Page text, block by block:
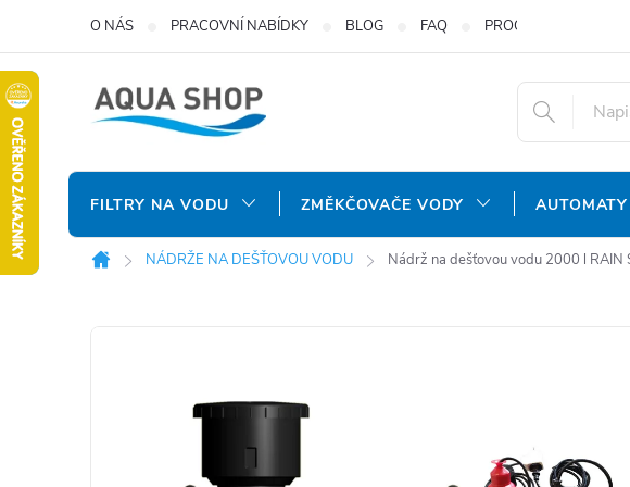
obsah
O NÁS PRACOVNÍ NABÍDKY BLOG FAQ PROČ NAKUPOVAT U
FILTRY NA VODU ZMĚKČOVAČE VODY
Domů
NÁDRŽE NA DEŠŤOVOU VODU Nádrž na dešťovou vodu 2000 l RAIN